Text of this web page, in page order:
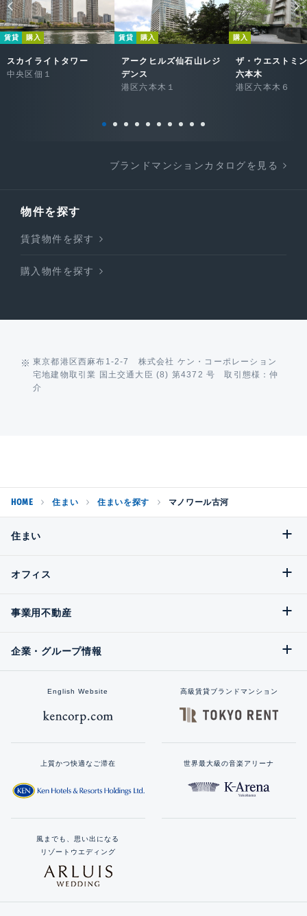
賃貸 購入
スカイライトタワー
中央区佃１
賃貸 購入
アークヒルズ仙石山レジ
デンス
港区六本木１
購入
ザ・ウエストミ
六本木
港区六本木６
ブランドマンションカタログを見る
物件を探す
賃貸物件を探す
購入物件を探す
東京都港区西麻布1-2-7 株式会社 ケン・コーポレーション
宅地建物取引業 国土交通大臣 (8) 第4372 号 取引態様：仲
介
HOME 住まい 住まいを探す マノワール古河
住まい
オフィス
事業用不動産
企業・グループ情報
English Website 高級賃貸ブランドマンション
上質かつ快適なご滞在 世界最大級の音楽アリーナ
風までも、思い出になる
リゾートウエディング